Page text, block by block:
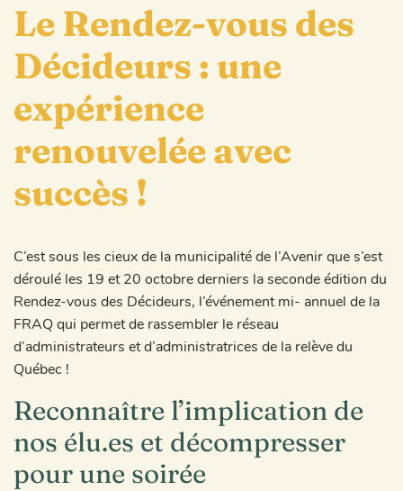
Le Rendez-vous des
Décideurs : une
expérience
renouvelée avec
succès !
C’est sous les cieux de la municipalité de l’Avenir que s’est
déroulé les 19 et 20 octobre derniers la seconde édition du
Rendez-vous des Décideurs, l’événement mi- annuel de la
FRAQ qui permet de rassembler le réseau
d’administrateurs et d’administratrices de la relève du
Québec !
Reconnaître l’implication de
nos élu.es et décompresser
pour une soirée